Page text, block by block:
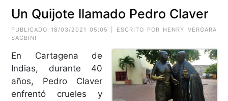
Un Quijote llamado Pedro Claver
PUBLICADO 18/03/2021 05:05 | ESCRITO POR HENRY VERGARA
SAGBINI
En Cartagena de
Indias, durante 40
años, Pedro Claver
enfrentó crueles y